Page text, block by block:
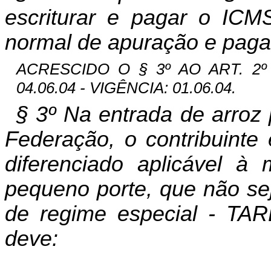
escriturar e pagar o
normal de apuração e
ACRESCIDO O § 3º AO ART.
04.06.04 - VIGÊNCIA: 01.06.04.
§ 3º Na entrada de
Federação, o
diferenciado aplicável à
pequeno porte, que não
de regime especial -
deve: